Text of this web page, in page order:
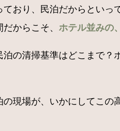
おり、民泊だからとい
からこそ、 ホテル並みの
の清掃基準はどこまで
現場が、いかにしてこ